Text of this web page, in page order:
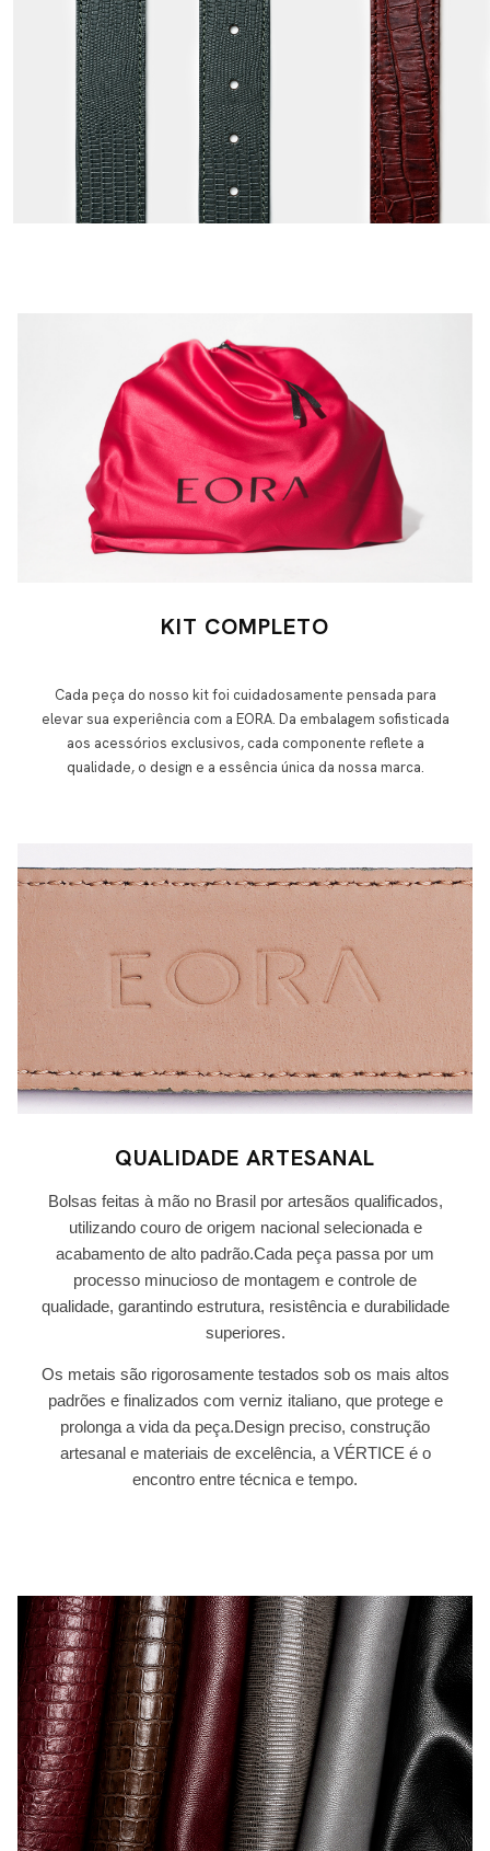
KIT COMPLETO
Cada peça do nosso kit foi cuidadosamente pensada para
elevar sua experiência com a EORA. Da embalagem sofisticada
aos acessórios exclusivos, cada componente reflete a
qualidade, o design e a essência única da nossa marca.
QUALIDADE ARTESANAL
Bolsas feitas à mão no Brasil por artesãos qualificados,
utilizando couro de origem nacional selecionada e
acabamento de alto padrão.Cada peça passa por um
processo minucioso de montagem e controle de
qualidade, garantindo estrutura, resistência e durabilidade
superiores.
Os metais são rigorosamente testados sob os mais altos
padrões e finalizados com verniz italiano, que protege e
prolonga a vida da peça.Design preciso, construção
artesanal e materiais de excelência, a VÉRTICE é o
encontro entre técnica e tempo.